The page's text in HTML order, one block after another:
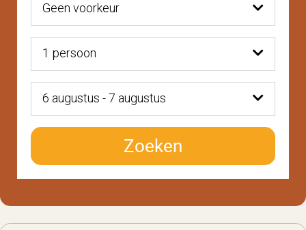
Geen voorkeur
1 persoon
6 augustus - 7 augustus
Zoeken